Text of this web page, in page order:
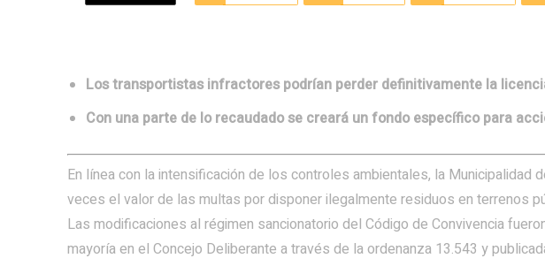
Los transportistas infractores podrían perder definitivamente la
Con una parte de lo recaudado se creará un fondo específico para
En línea con la intensificación de los controles ambientales, la Municipalidad
veces el valor de las multas por disponer ilegalmente residuos en terrenos
Las modificaciones al régimen sancionatorio del Código de Convivencia
mayoría en el Concejo Deliberante a través de la ordenanza 13.543 y